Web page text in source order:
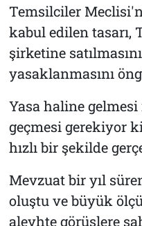
Temsilciler
kabul edilen
şirketine
yasaklanmasını
Yasa haline
geçmesi gerekiyor
hızlı bir şekilde
Mevzuat bir yıl
oluştu ve büyük
aleyhte görüşlere